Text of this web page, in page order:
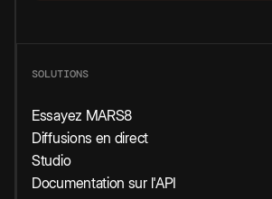
SOLUTIONS
Essayez MARS8
Diffusions en direct
Studio
Documentation sur l'API